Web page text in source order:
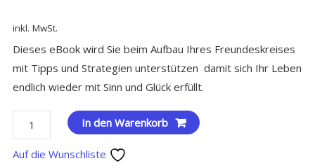
inkl. MwSt.
Dieses eBook wird Sie beim Aufbau Ihres Freundeskreises
mit Tipps und Strategien unterstützen  damit sich Ihr Leben
endlich wieder mit Sinn und Glück erfüllt.
Wie
du
wahre
In den Warenkorb
Auf die Wunschliste